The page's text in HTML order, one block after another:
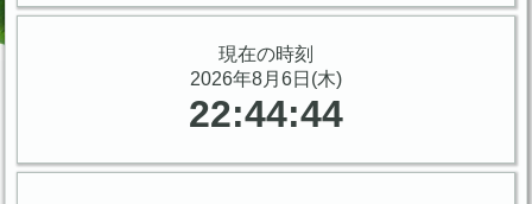
現在の時刻
2026年8月6日(木)
22:44:44